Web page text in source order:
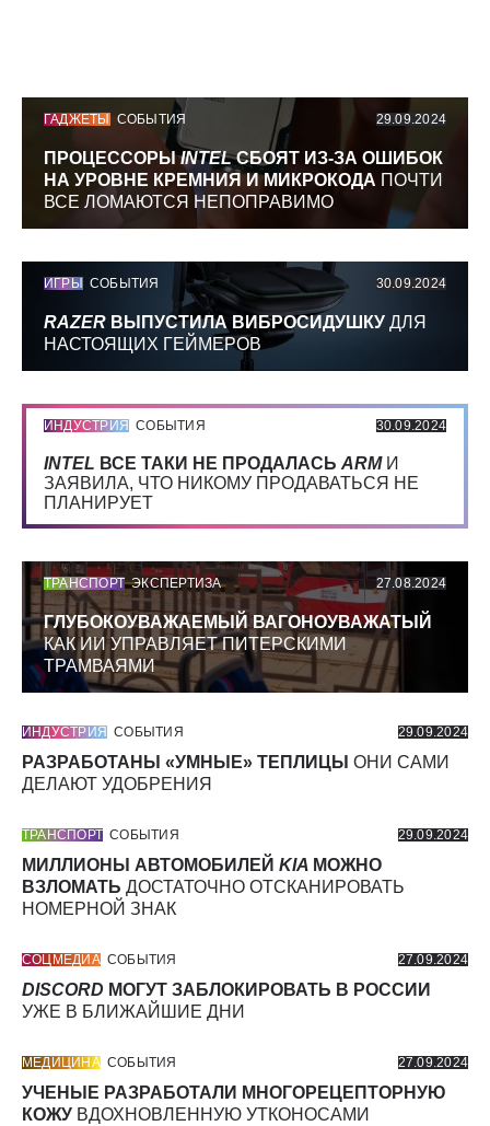
ГАДЖЕТЫ СОБЫТИЯ 29.09.2024
ПРОЦЕССОРЫINTELСБОЯТ ИЗ-ЗА ОШИБОК
НА УРОВНЕ КРЕМНИЯ И МИКРОКОДА ПОЧТИ
ВСЕ ЛОМАЮТСЯ НЕПОПРАВИМО
ИГРЫ СОБЫТИЯ 30.09.2024
RAZER ВЫПУСТИЛА ВИБРОСИДУШКУ ДЛЯ
НАСТОЯЩИХ ГЕЙМЕРОВ
ИНДУСТРИЯ СОБЫТИЯ 30.09.2024
INTEL ВСЕ ТАКИ НЕ ПРОДАЛАСЬ ARMИ
ЗАЯВИЛА, ЧТО НИКОМУ ПРОДАВАТЬСЯ НЕ
ПЛАНИРУЕТ
ТРАНСПОРТ ЭКСПЕРТИЗА 27.08.2024
ГЛУБОКОУВАЖАЕМЫЙ ВАГОНОУВАЖАТЫЙ
КАК ИИ УПРАВЛЯЕТ ПИТЕРСКИМИ
ТРАМВАЯМИ
ИНДУСТРИЯ СОБЫТИЯ 29.09.2024
РАЗРАБОТАНЫ «УМНЫЕ» ТЕПЛИЦЫ ОНИ САМИ
ДЕЛАЮТ УДОБРЕНИЯ
ТРАНСПОРТ СОБЫТИЯ 29.09.2024
МИЛЛИОНЫ АВТОМОБИЛЕЙ KIA МОЖНО
ВЗЛОМАТЬ ДОСТАТОЧНО ОТСКАНИРОВАТЬ
НОМЕРНОЙ ЗНАК
СОЦМЕДИА СОБЫТИЯ 27.09.2024
DISCORD МОГУТ ЗАБЛОКИРОВАТЬ В РОССИИ
УЖЕ В БЛИЖАЙШИЕ ДНИ
МЕДИЦИНА СОБЫТИЯ 27.09.2024
УЧЕНЫЕ РАЗРАБОТАЛИ МНОГОРЕЦЕПТОРНУЮ
КОЖУ ВДОХНОВЛЕННУЮ УТКОНОСАМИ